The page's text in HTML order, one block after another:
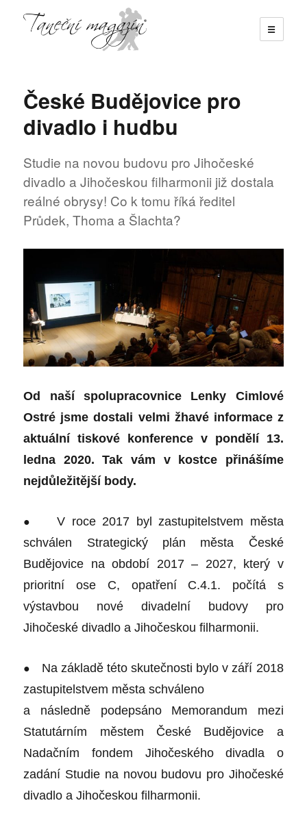
☰
České Budějovice pro
divadlo i hudbu
Studie na novou budovu pro Jihočeské
divadlo a Jihočeskou filharmonii již dostala
reálné obrysy! Co k tomu říká ředitel
Průdek, Thoma a Šlachta?
Od naší spolupracovnice Lenky Cimlové
Ostré jsme dostali velmi žhavé informace z
aktuální tiskové konference v pondělí 13.
ledna 2020. Tak vám v kostce přinášíme
nejdůležitější body.
● V roce 2017 byl zastupitelstvem města
schválen Strategický plán města České
Budějovice na období 2017 – 2027, který v
prioritní ose C, opatření C.4.1. počítá s
výstavbou nové divadelní budovy pro
Jihočeské divadlo a Jihočeskou filharmonii.
●
Na základě této skutečnosti bylo v září 2018
zastupitelstvem města schváleno
a následně podepsáno Memorandum mezi
Statutárním městem České Budějovice a
Nadačním fondem Jihočeského divadla o
zadání Studie na novou budovu pro Jihočeské
divadlo a Jihočeskou filharmonii.